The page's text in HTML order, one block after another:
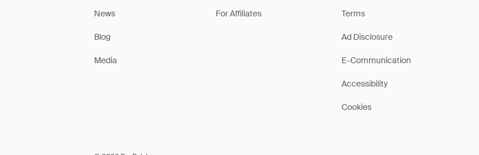
News
Blog
Media
For Affiliates Terms
Ad Disclosure
E-Communication
Accessibility
Cookies